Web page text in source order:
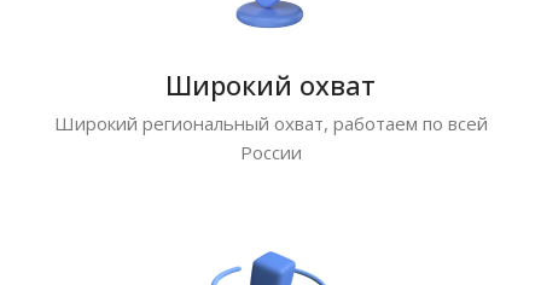
Широкий охват
Широкий региональный охват, работаем по всей
России